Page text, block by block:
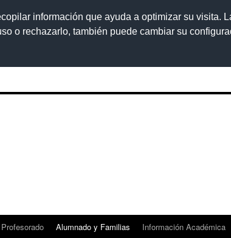
información que ayuda a optimizar su visita.
o rechazarlo, también puede cambiar su
Profesorado Alumnado y Familias Información Académica